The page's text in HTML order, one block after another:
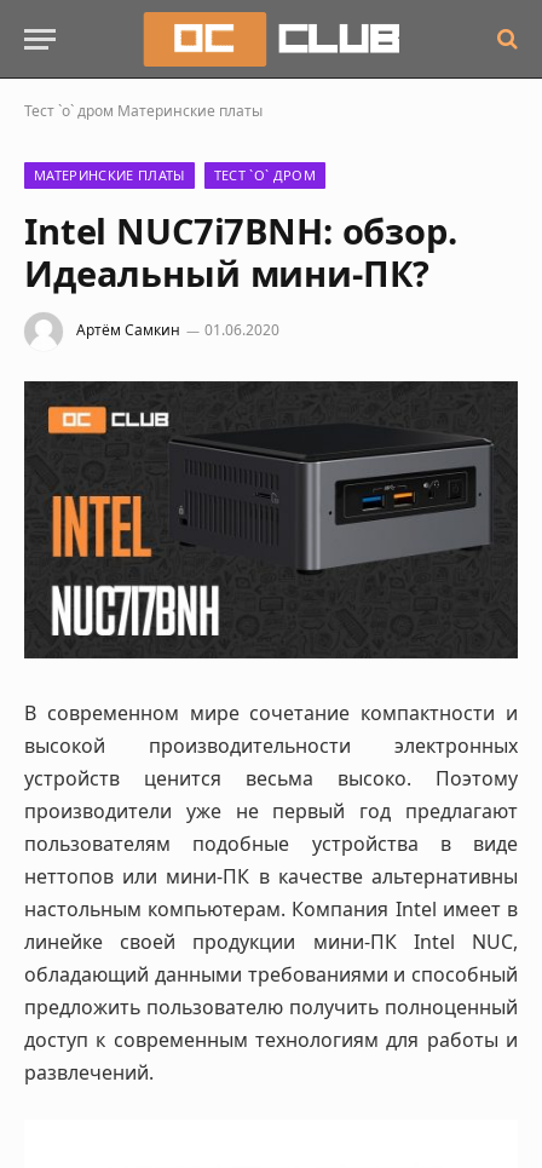
Тест `о` дром Материнские платы
МАТЕРИНСКИЕ ПЛАТЫ ТЕСТ `О` ДРОМ
Intel NUC7i7BNH: обзор.
Идеальный мини-ПК?
Артём Самкин 01.06.2020
В современном мире сочетание компактности и
высокой производительности электронных
устройств ценится весьма высоко. Поэтому
производители уже не первый год предлагают
пользователям подобные устройства в виде
неттопов или мини-ПК в качестве альтернативны
настольным компьютерам. Компания Intel имеет в
линейке своей продукции мини-ПК Intel NUC,
обладающий данными требованиями и способный
предложить пользователю получить полноценный
доступ к современным технологиям для работы и
развлечений.